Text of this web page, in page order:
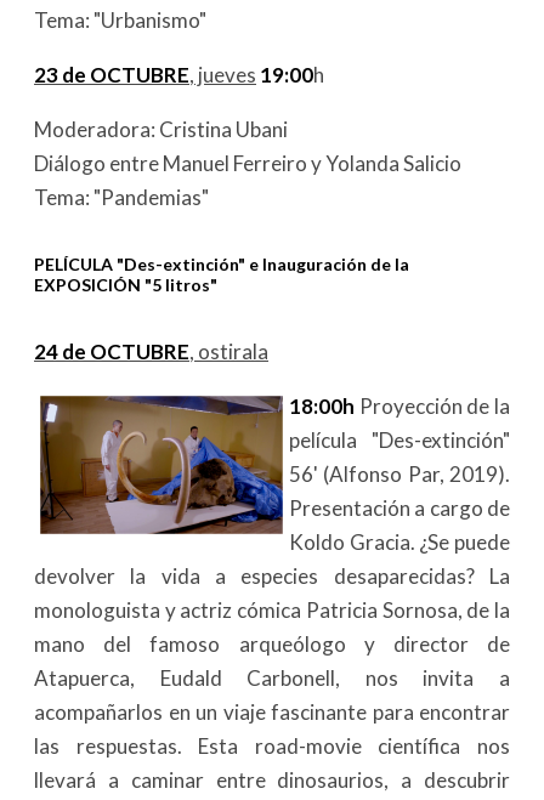
Tema: "Urbanismo"
23 de OCTUBRE, jueves 19:00h
Moderadora: Cristina Ubani
Diálogo entre Manuel Ferreiro y Yolanda Salicio
Tema: "Pandemias"
PELÍCULA "Des-extinción" e Inauguración de la
EXPOSICIÓN "5 litros"
24 de OCTUBRE, ostirala
18:00h Proyección de la
película "Des-extinción"
56' (Alfonso Par, 2019).
Presentación a cargo de
Koldo Gracia. ¿Se puede
devolver la vida a especies desaparecidas? La
monologuista y actriz cómica Patricia Sornosa, de la
mano del famoso arqueólogo y director de
Atapuerca, Eudald Carbonell, nos invita a
acompañarlos en un viaje fascinante para encontrar
las respuestas. Esta road-movie científica nos
llevará a caminar entre dinosaurios, a descubrir